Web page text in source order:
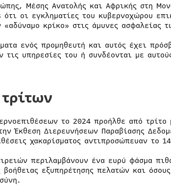
Μέσης Ανατολής και Αφρικής στη
οι εγκληματίες του κυβερνοχώρου
κρίκο» στις άμυνες ασφαλείας
ενός προμηθευτή και αυτός έχει
τις υπηρεσίες του ή συνδέονται με
το 2024 προήλθε από
Έκθεση Διερευνήσεων Παραβίασης
χακαρίσματος αντιπροσώπευαν το
περιλαμβάνουν ένα ευρύ φάσμα
εξυπηρέτησης πελατών και